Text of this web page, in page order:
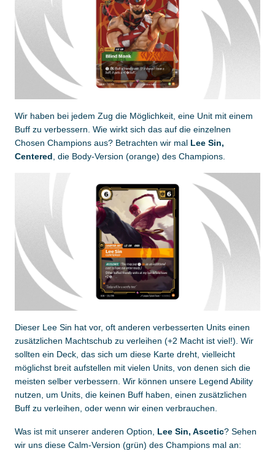
Wir haben bei jedem Zug die Möglichkeit, eine Unit mit einem
Buff zu verbessern. Wie wirkt sich das auf die einzelnen
Chosen Champions aus? Betrachten wir mal Lee Sin,
Centered , die Body-Version (orange) des Champions.
Dieser Lee Sin hat vor, oft anderen verbesserten Units einen
zusätzlichen Machtschub zu verleihen (+2 Macht ist viel!). Wir
sollten ein Deck, das sich um diese Karte dreht, vielleicht
möglichst breit aufstellen mit vielen Units, von denen sich die
meisten selber verbessern. Wir können unsere Legend Ability
nutzen, um Units, die keinen Buff haben, einen zusätzlichen
Buff zu verleihen, oder wenn wir einen verbrauchen.
Was ist mit unserer anderen Option, Lee Sin, Ascetic? Sehen
wir uns diese Calm-Version (grün) des Champions mal an: